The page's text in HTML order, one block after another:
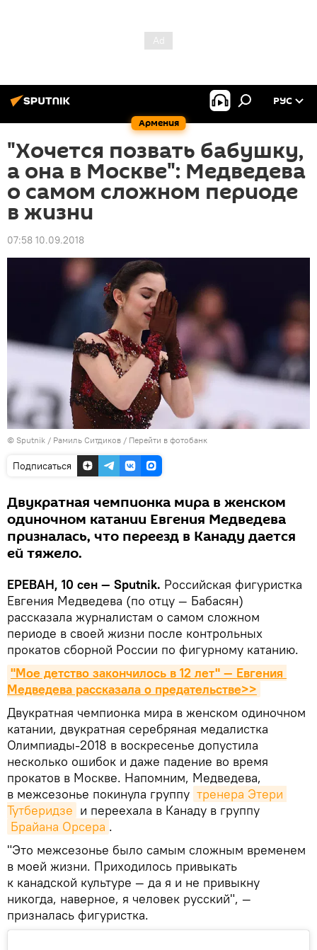
Армения
РУС
"Хочется позвать бабушку,
а она в Москве": Медведева
о самом сложном периоде
в жизни
07:58 10.09.2018
© Sputnik / Рамиль Ситдиков / Перейти в фотобанк
Подписаться
Двукратная чемпионка мира в женском
одиночном катании Евгения Медведева
призналась, что переезд в Канаду дается
ей тяжело.
ЕРЕВАН, 10 сен — Sputnik. Российская фигуристка
Евгения Медведева (по отцу — Бабасян)
рассказала журналистам о самом сложном
периоде в своей жизни после контрольных
прокатов сборной России по фигурному катанию.
"Мое детство закончилось в 12 лет" — Евгения
Медведева рассказала о предательстве>>
Двукратная чемпионка мира в женском одиночном
катании, двукратная серебряная медалистка
Олимпиады-2018 в воскресенье допустила
несколько ошибок и даже падение во время
прокатов в Москве. Напомним, Медведева,
в межсезонье покинула группу тренера Этери
Тутберидзе и переехала в Канаду в группу
Брайана Орсера .
"Это межсезонье было самым сложным временем
в моей жизни. Приходилось привыкать
к канадской культуре — да я и не привыкну
никогда, наверное, я человек русский", —
призналась фигуристка.